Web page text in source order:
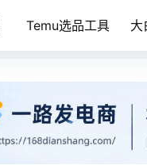
Temu选品工具 大